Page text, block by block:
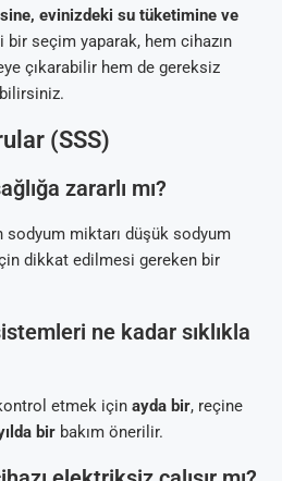
evinizdeki su tüketimine ve
bir seçim yaparak, hem cihazın
çıkarabilir hem de gereksiz
(SSS)
zararlı mı?
sodyum miktarı düşük sodyum
dikkat edilmesi gereken bir
ne kadar sıklıkla
etmek için ayda bir, reçine
bir bakım önerilir.